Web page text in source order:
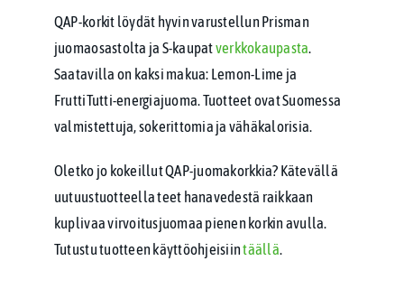
QAP-korkit löydät hyvin varustellun Prisman
juomaosastolta ja S-kaupatverkkokaupasta.
Saatavilla on kaksi makua: Lemon-Lime ja
FruttiTutti-energiajuoma. Tuotteet ovat Suomessa
valmistettuja, sokerittomia ja vähäkalorisia.
Oletko jo kokeillut QAP-juomakorkkia? Kätevällä
uutuustuotteella teet hanavedestä raikkaan
kuplivaa virvoitusjuomaa pienen korkin avulla.
Tutustu tuotteen käyttöohjeisiintäällä.